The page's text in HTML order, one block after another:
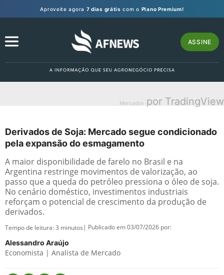
Aproveite agora 7 dias grátis com o Plano Premium!
ASSINE
Mercados por TradingView
Derivados de Soja: Mercado segue condicionado
pela expansão do esmagamento
A maior disponibilidade de farelo no Brasil e na
Argentina restringe movimentos de valorização, ao
passo que a queda do petróleo pressiona o óleo de soja.
No cenário doméstico, investimentos industriais
reforçam o potencial de crescimento da produção de
derivados.
Tempo de leitura:3 minutos | Publicado em 03/07/2026 por:
Alessandro Araújo
Economista | Analista de Mercado